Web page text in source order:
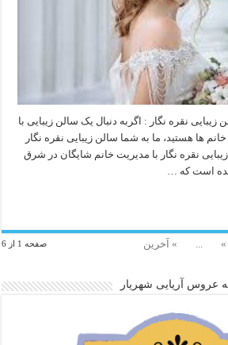
زیبایی نقره نگار : اگربه دنبال یک سالن زیبایی با
ها هستید، ما به شما سالن زیبایی نقره نگار
نقره نگار با مدیریت خانم شایگان در شرق
است که …
صفحه 1 از 6 » » آخرین
عروس آریایی شهریار